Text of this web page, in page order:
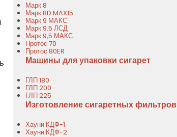
Марк 8
Марк 8D MAX15
Марк 9 МАКС
Марк 9.5 ЛСД
Марк 9,5 МАКС
Протос 70
Протос 80ER
Машины для упаковки сигарет
ГЛП 180
ГЛП 200
ГЛП 225
Изготовление сигаретных фильтров
Хауни КДФ-1
Хауни КДФ-2